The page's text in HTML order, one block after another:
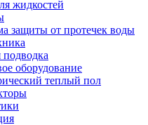
жидкостей
защиты от протечек воды
подводка
оборудование
теплый пол